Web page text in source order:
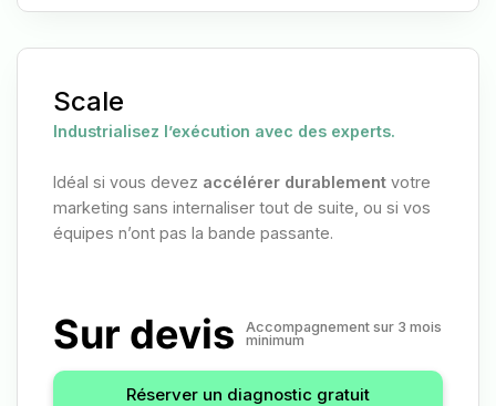
Scale
Industrialisez l’exécution avec des experts.
Idéal si vous devez accélérer durablement votre
marketing sans internaliser tout de suite, ou si vos
équipes n’ont pas la bande passante.
Sur devis
Accompagnement sur 3 mois
minimum
Réserver un diagnostic gratuit